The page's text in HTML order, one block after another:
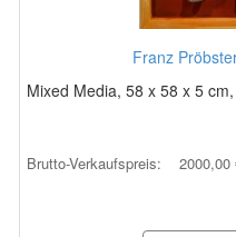
Franz
Mixed Media, 58 x 58 x 5
Brutto-Verkaufspreis: 2000,00